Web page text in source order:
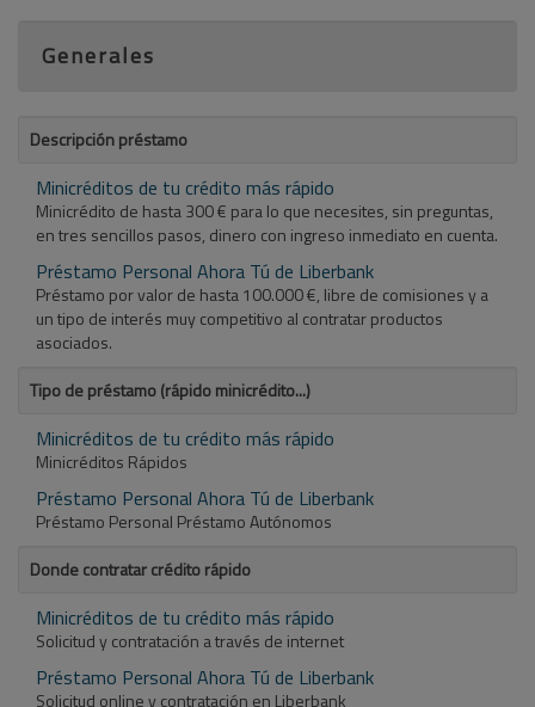
Generales
Descripción préstamo
Minicréditos de tu crédito más rápido
Minicrédito de hasta 300 € para lo que necesites, sin preguntas,
en tres sencillos pasos, dinero con ingreso inmediato en cuenta.
Préstamo Personal Ahora Tú de Liberbank
Préstamo por valor de hasta 100.000 €, libre de comisiones y a
un tipo de interés muy competitivo al contratar productos
asociados.
Tipo de préstamo (rápido minicrédito...)
Minicréditos de tu crédito más rápido
Minicréditos Rápidos
Préstamo Personal Ahora Tú de Liberbank
Préstamo Personal Préstamo Autónomos
Donde contratar crédito rápido
Minicréditos de tu crédito más rápido
Solicitud y contratación a través de internet
Préstamo Personal Ahora Tú de Liberbank
Solicitud online y contratación en Liberbank